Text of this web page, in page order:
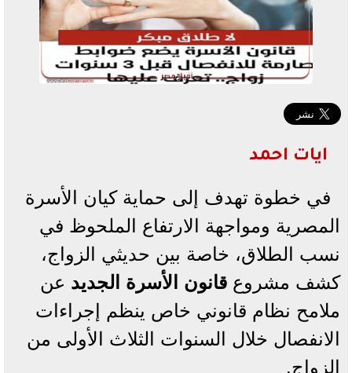
ايات احمد
في خطوة تهدف إلى حماية كيان الأسرة
المصرية ومواجهة الارتفاع الملحوظ في
نسب الطلاق، خاصة بين حديثي الزواج،
كشف مشروع قانون الأسرة الجديد عن
ملامح نظام قانوني خاص ينظم إجراءات
الانفصال خلال السنوات الثلاث الأولى من
الزواج.